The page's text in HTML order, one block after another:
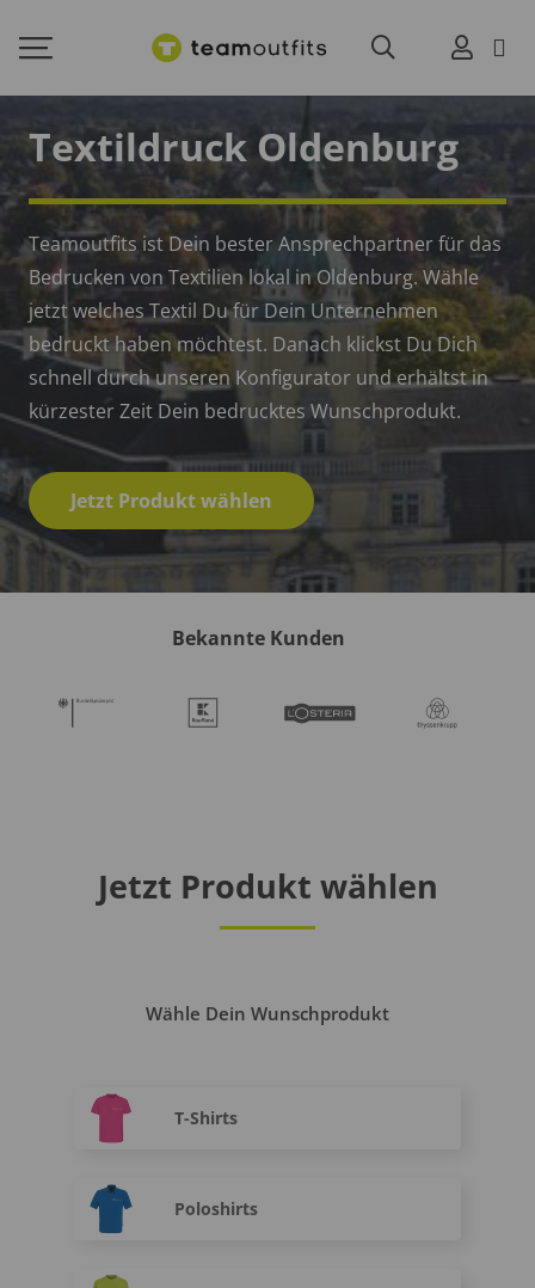
Textildruck Oldenburg
Teamoutfits ist Dein bester Ansprechpartner für das
Bedrucken von Textilien lokal in Oldenburg. Wähle
jetzt welches Textil Du für Dein Unternehmen
bedruckt haben möchtest. Danach klickst Du Dich
schnell durch unseren Konfigurator und erhältst in
kürzester Zeit Dein bedrucktes Wunschprodukt.
Jetzt Produkt wählen
Bekannte Kunden
Jetzt Produkt wählen
Wähle Dein Wunschprodukt
T-Shirts
Poloshirts